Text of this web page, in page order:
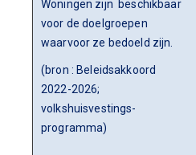
Woningen zijn beschikbaar
voor de doelgroepen
waarvoor ze bedoeld zijn.
(bron : Beleidsakkoord
2022-2026;
volkshuisvestings-
programma)